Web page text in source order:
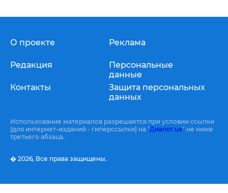
О проекте
Редакция
Контакты
Реклама
Персональные
данные
Защита персональных
данных
Использование материалов разрешается при условии ссылки
(для интернет-изданий - гиперссылки) на "Диалог.ua" не ниже
третьего абзаца.
� 2026, Все права защищены.